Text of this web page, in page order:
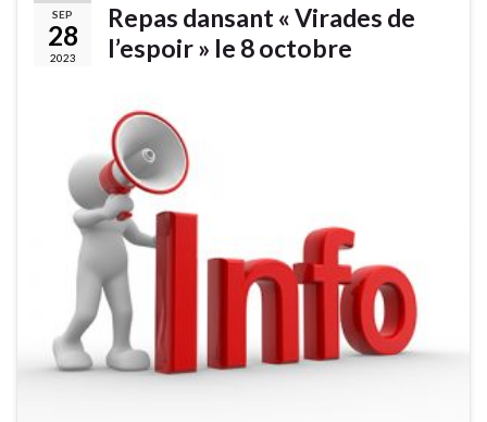
SEP
28
2023
Repas dansant « Virades de
l’espoir » le 8 octobre